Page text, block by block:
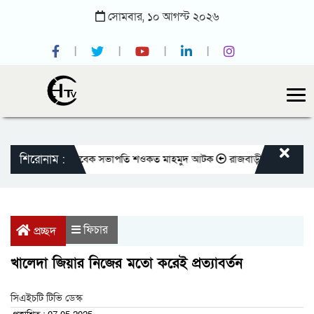
সোমবার, ১০ আগস্ট ২০২৬
শিরোনাম :সাবেক সভাপতি শওকত মাহমুদ আটক রাজবাড়ীতে বীর
প্রচ্ছদ ফিচার
খালেদা জিয়ার নিজের মতো করেই প্রত্যাবর্তন
সিএইচটি টিভি ডেস্ক